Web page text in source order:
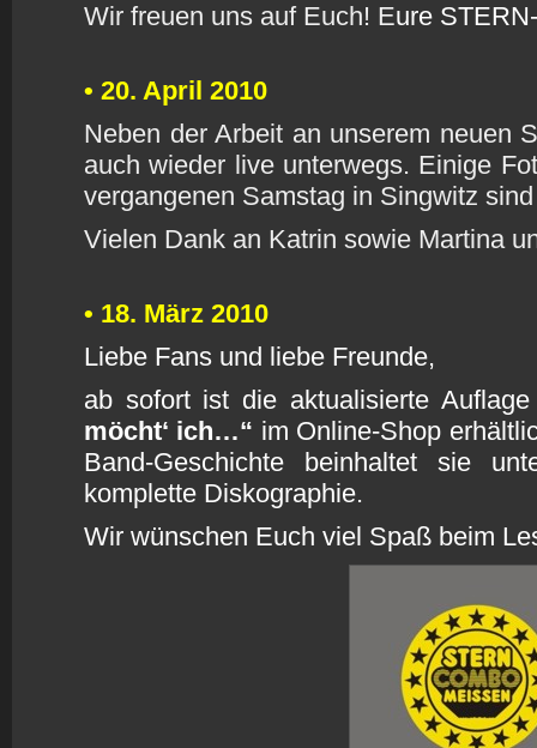
Wir freuen uns auf Euch! Eure
• 20. April 2010
Neben der Arbeit an unserem neuen
auch wieder live unterwegs. Einige
vergangenen Samstag in Singwitz
Vielen Dank an Katrin sowie Martina
• 18. März 2010
Liebe Fans und liebe Freunde,
ab sofort ist die aktualisierte
möcht‘ ich…“ im Online-Shop
Band-Geschichte beinhaltet sie
komplette Diskographie.
Wir wünschen Euch viel Spaß beim